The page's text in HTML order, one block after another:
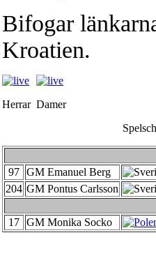
Bifogar
Kroatien.
Herrar Damer
97 GM Emanuel Berg
204 GM Pontus Carlsson
17 GM Monika Socko